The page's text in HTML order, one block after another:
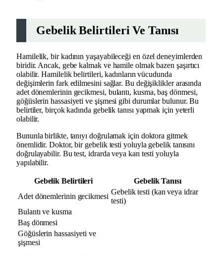
Gebelik Belirtileri Ve Tanısı
Hamilelik, bir kadının yaşayabileceği en özel deneyimlerden
biridir. Ancak, gebe kalmak ve hamile olmak bazen şaşırtıcı
olabilir. Hamilelik belirtileri, kadınların vücudunda
değişimlerin fark edilmesini sağlar. Bu değişiklikler arasında
adet dönemlerinin gecikmesi, bulantı, kusma, baş dönmesi,
göğüslerin hassasiyeti ve şişmesi gibi durumlar bulunur. Bu
belirtiler, birçok kadında gebelik tanısı yapmak için yeterli
olabilir.
Bununla birlikte, tanıyı doğrulamak için doktora gitmek
önemlidir. Doktor, bir gebelik testi yoluyla gebelik tanısını
doğrulayabilir. Bu test, idrarda veya kan testi yoluyla
yapılabilir.
Gebelik Belirtileri
Gebelik Tanısı
Adet dönemlerinin gecikmesi
Gebelik testi (kan veya idrar
testi)
Bulantı ve kusma
Baş dönmesi
Göğüslerin hassasiyeti ve
şişmesi